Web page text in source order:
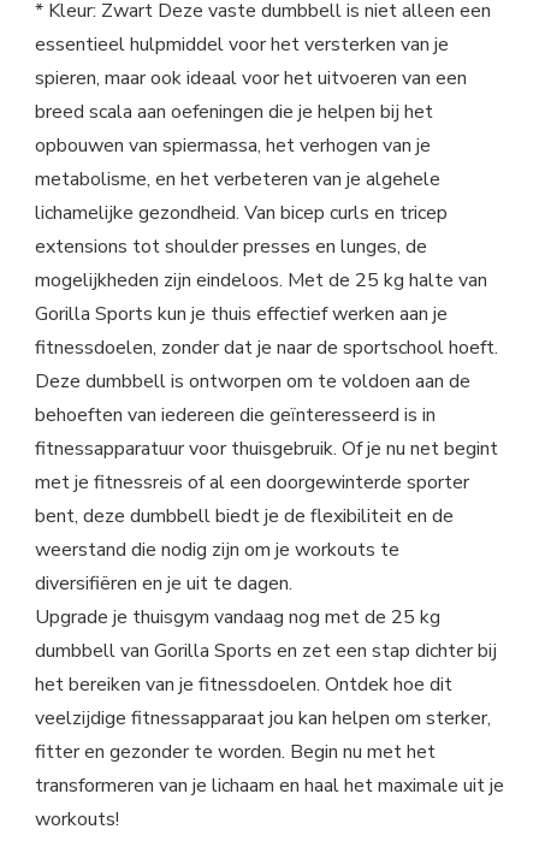
* Kleur: Zwart Deze vaste dumbbell is niet alleen een
essentieel hulpmiddel voor het versterken van je
spieren, maar ook ideaal voor het uitvoeren van een
breed scala aan oefeningen die je helpen bij het
opbouwen van spiermassa, het verhogen van je
metabolisme, en het verbeteren van je algehele
lichamelijke gezondheid. Van bicep curls en tricep
extensions tot shoulder presses en lunges, de
mogelijkheden zijn eindeloos. Met de 25 kg halte van
Gorilla Sports kun je thuis effectief werken aan je
fitnessdoelen, zonder dat je naar de sportschool hoeft.
Deze dumbbell is ontworpen om te voldoen aan de
behoeften van iedereen die geïnteresseerd is in
fitnessapparatuur voor thuisgebruik. Of je nu net begint
met je fitnessreis of al een doorgewinterde sporter
bent, deze dumbbell biedt je de flexibiliteit en de
weerstand die nodig zijn om je workouts te
diversifiëren en je uit te dagen.
Upgrade je thuisgym vandaag nog met de 25 kg
dumbbell van Gorilla Sports en zet een stap dichter bij
het bereiken van je fitnessdoelen. Ontdek hoe dit
veelzijdige fitnessapparaat jou kan helpen om sterker,
fitter en gezonder te worden. Begin nu met het
transformeren van je lichaam en haal het maximale uit je
workouts!